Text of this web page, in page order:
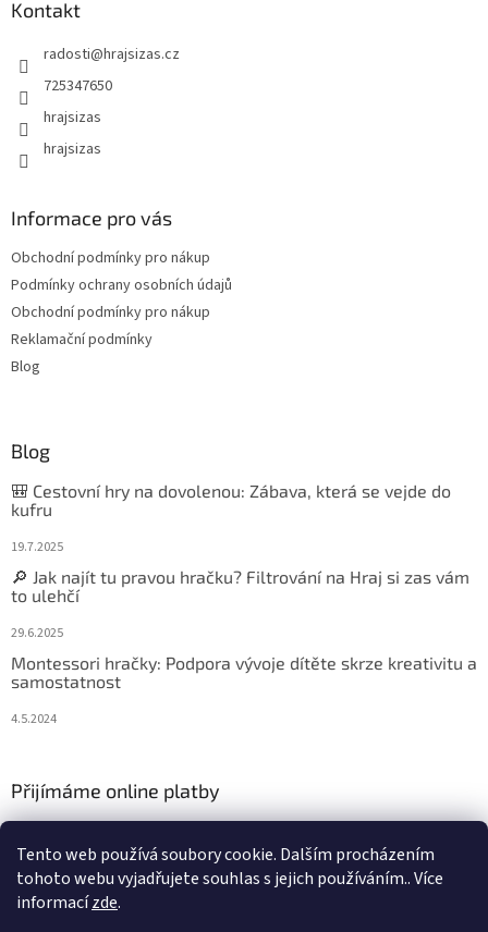
Tento web používá soubory cookie. Dalším procházením
tohoto webu vyjadřujete souhlas s jejich používáním.. Více
informacízde.
Kontakt
radosti@hrajsizas.cz
725347650
hrajsizas
hrajsizas
Informace pro vás
Obchodní podmínky pro nákup
Podmínky ochrany osobních údajů
Obchodní podmínky pro nákup
Reklamační podmínky
Blog
Blog
🎒 Cestovní hry na dovolenou: Zábava, která se vejde do
kufru
19.7.2025
🔎 Jak najít tu pravou hračku? Filtrování na Hraj si zas vám
to ulehčí
29.6.2025
Montessori hračky: Podpora vývoje dítěte skrze kreativitu a
samostatnost
4.5.2024
Přijímáme online platby